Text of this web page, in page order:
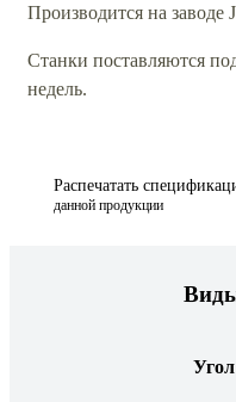
Производится на
Станки поставляются
недель.
Распечатать
данной продукции